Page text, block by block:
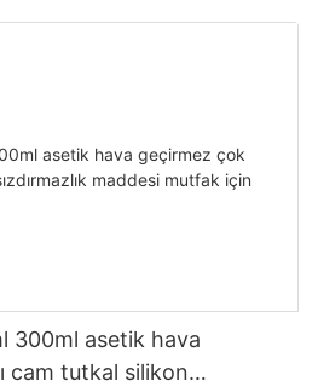
300ml asetik hava
cam tutkal silikon